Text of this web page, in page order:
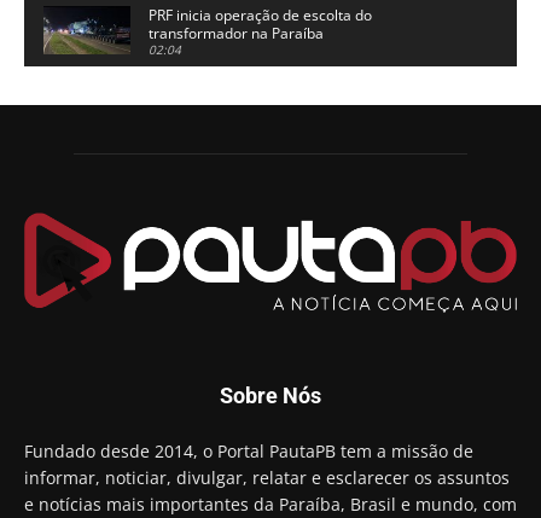
PRF inicia operação de escolta do
transformador na Paraíba
02:04
candidatura a governador da Paraíba
Chapa dos sonhos: Cícero agradece a Galdino,
Arthur Lira parabeniza Karla Pimentel por sua
reeleição em Conde
00:23
Aguinaldo Ribeiro destaca apoio do PP a Hugo
preso e faz vídeo na cadeia
Hugo Motta retira projeto que permitia bancos
"confiscar" dinheiro de clientes
01:49
Sobre Nós
Fundado desde 2014, o Portal PautaPB tem a missão de
informar, noticiar, divulgar, relatar e esclarecer os assuntos
e notícias mais importantes da Paraíba, Brasil e mundo, com